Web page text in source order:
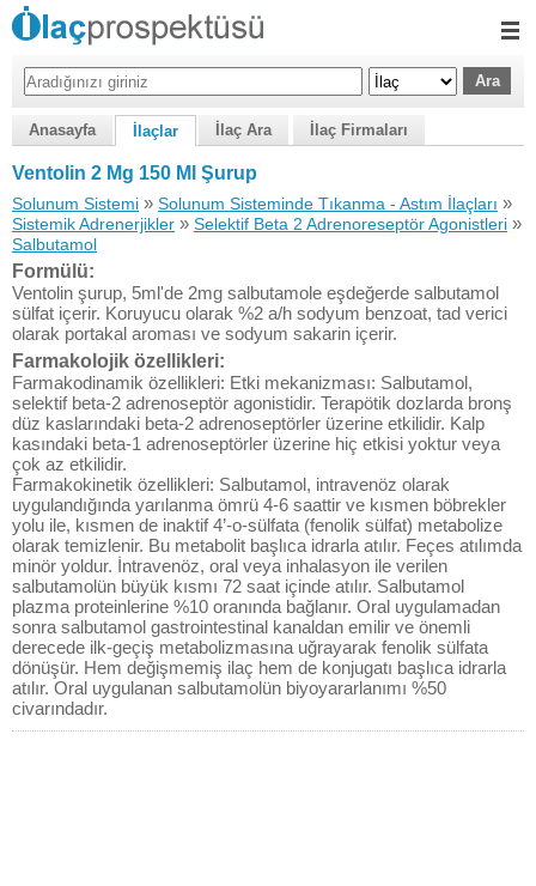
Anasayfa İlaçlar İlaç Ara İlaç Firmaları
Ventolin 2 Mg 150 Ml Şurup
Solunum Sistemi » Solunum Sisteminde Tıkanma - Astım İlaçları »
Sistemik Adrenerjikler » Selektif Beta 2 Adrenoreseptör Agonistleri »
Salbutamol
Formülü:
Ventolin şurup, 5ml'de 2mg salbutamole eşdeğerde salbutamol
sülfat içerir. Koruyucu olarak %2 a/h sodyum benzoat, tad verici
olarak portakal aroması ve sodyum sakarin içerir.
Farmakolojik özellikleri:
Farmakodinamik özellikleri: Etki mekanizması: Salbutamol,
selektif beta-2 adrenoseptör agonistidir. Terapötik dozlarda bronş
düz kaslarındaki beta-2 adrenoseptörler üzerine etkilidir. Kalp
kasındaki beta-1 adrenoseptörler üzerine hiç etkisi yoktur veya
çok az etkilidir.
Farmakokinetik özellikleri: Salbutamol, intravenöz olarak
uygulandığında yarılanma ömrü 4-6 saattir ve kısmen böbrekler
yolu ile, kısmen de inaktif 4’-o-sülfata (fenolik sülfat) metabolize
olarak temizlenir. Bu metabolit başlıca idrarla atılır. Feçes atılımda
minör yoldur. İntravenöz, oral veya inhalasyon ile verilen
salbutamolün büyük kısmı 72 saat içinde atılır. Salbutamol
plazma proteinlerine %10 oranında bağlanır. Oral uygulamadan
sonra salbutamol gastrointestinal kanaldan emilir ve önemli
derecede ilk-geçiş metabolizmasına uğrayarak fenolik sülfata
dönüşür. Hem değişmemiş ilaç hem de konjugatı başlıca idrarla
atılır. Oral uygulanan salbutamolün biyoyararlanımı %50
civarındadır.